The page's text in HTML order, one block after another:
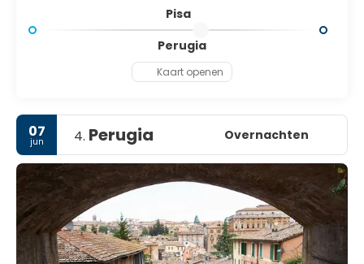
Pisa
Perugia
Kaart openen
07
jun 4. Perugia Overnachten